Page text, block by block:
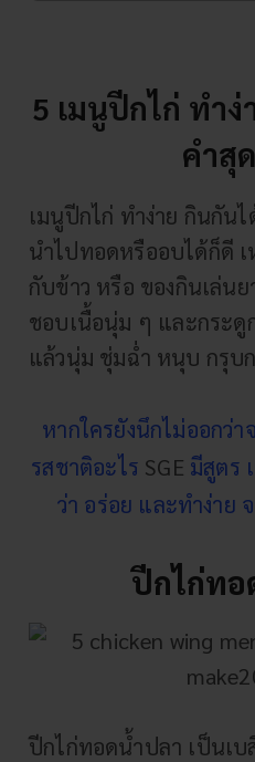
5 เมนูปีกไก่ ทำ
คำสุ
เมนูปีกไก่ ทำง่าย กินกัน
นำไปทอดหรืออบได้ก็ดี
กับข้าว หรือ ของกินเล่นย
ชอบเนื้อนุ่ม ๆ และกระดู
แล้วนุ่ม ชุ่มฉ่ำ หนุบ กรุบ
หากใครยังนึกไม่ออกว่
รสชาติอะไร SGE มีสูตร
ว่า อร่อย และทำง่าย
ปีกไก่ท
ปีกไก่ทอดน้ำปลา เป็นเบ